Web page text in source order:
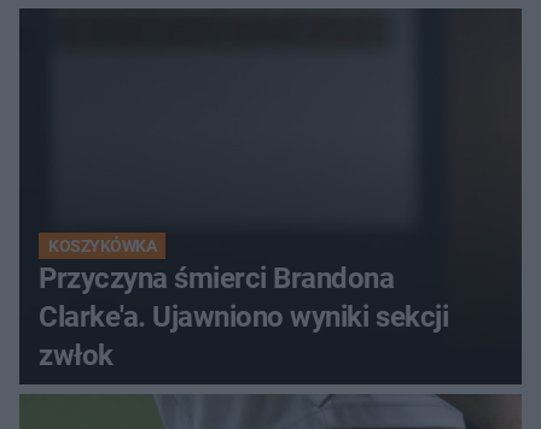
KOSZYKÓWKA
Przyczyna śmierci Brandona
Clarke'a. Ujawniono wyniki sekcji
zwłok